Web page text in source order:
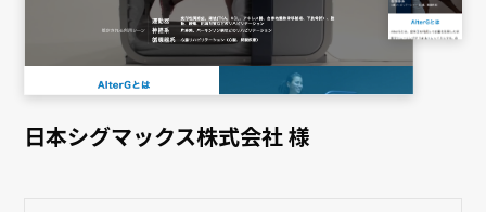
日本シグマックス株式会社 様